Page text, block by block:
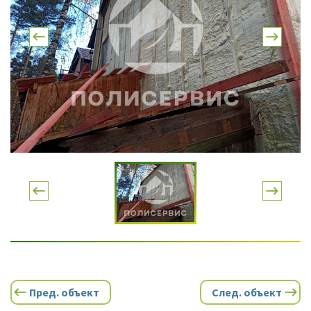
Пред. объект След. объект